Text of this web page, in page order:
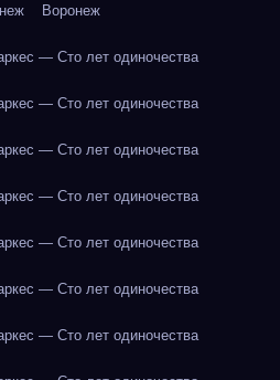
Воронеж
— Сто лет одиночества
— Сто лет одиночества
— Сто лет одиночества
— Сто лет одиночества
— Сто лет одиночества
— Сто лет одиночества
— Сто лет одиночества